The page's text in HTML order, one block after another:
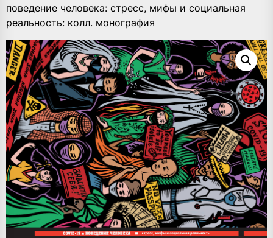
поведение человека: стресс, мифы и социальная
реальность: колл. монография